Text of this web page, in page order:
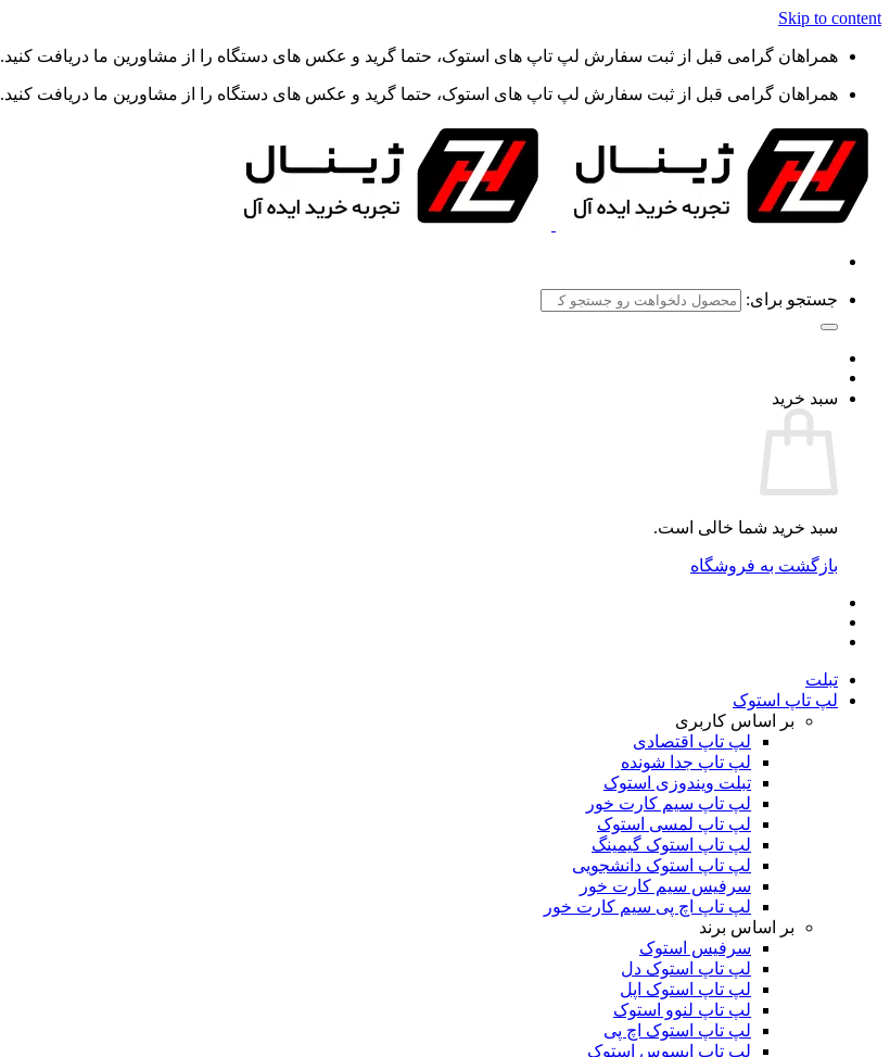
Skip to content
همراهان گرامی قبل از ثبت سفارش لپ تاپ های استوک، حتما گرید و عکس های دستگاه را از مشاورین ما دریافت کنید.
همراهان گرامی قبل از ثبت سفارش لپ تاپ های استوک، حتما گرید و عکس های دستگاه را از مشاورین ما دریافت کنید.
جستجو برای:
سبد خرید
سبد خرید شما خالی است.
بازگشت به فروشگاه
تبلت
لپ تاپ استوک
بر اساس کاربری
لپ تاپ اقتصادی
لپ تاپ جدا شونده
تبلت ویندوزی استوک
لپ تاپ سیم کارت خور
لپ تاپ لمسی استوک
لپ تاپ استوک گیمینگ
لپ تاپ استوک دانشجویی
سرفیس سیم کارت خور
لپ تاپ اچ پی سیم کارت خور
بر اساس برند
سرفیس استوک
لپ تاپ استوک دل
لپ تاپ استوک اپل
لپ تاپ لنوو استوک
لپ تاپ استوک اچ پی
لپ تاپ ایسوس استوک